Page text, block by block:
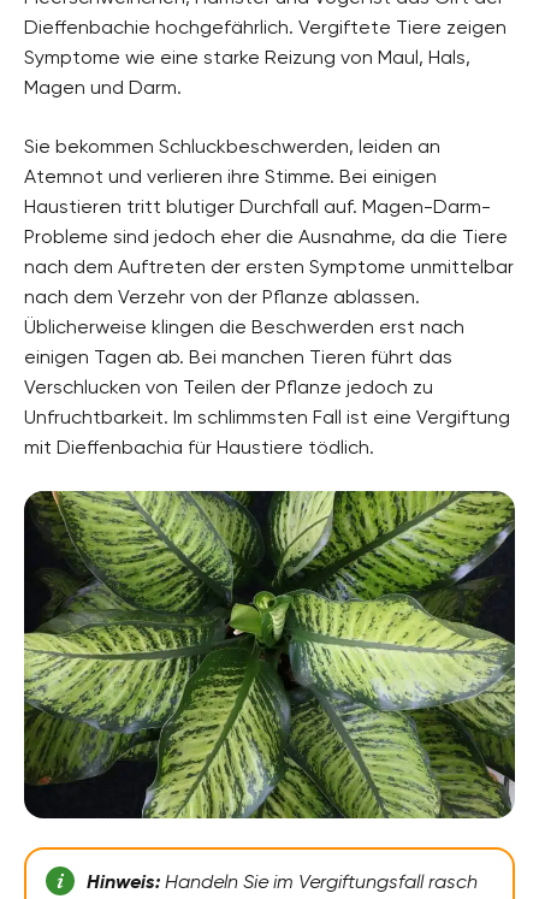
Dieffenbachie hochgefährlich. Vergiftete Tiere zeigen
Symptome wie eine starke Reizung von Maul, Hals,
Magen und Darm.
Sie bekommen Schluckbeschwerden, leiden an
Atemnot und verlieren ihre Stimme. Bei einigen
Haustieren tritt blutiger Durchfall auf. Magen-Darm-
Probleme sind jedoch eher die Ausnahme, da die Tiere
nach dem Auftreten der ersten Symptome unmittelbar
nach dem Verzehr von der Pflanze ablassen.
Üblicherweise klingen die Beschwerden erst nach
einigen Tagen ab. Bei manchen Tieren führt das
Verschlucken von Teilen der Pflanze jedoch zu
Unfruchtbarkeit. Im schlimmsten Fall ist eine Vergiftung
mit Dieffenbachia für Haustiere tödlich.
Hinweis:Handeln Sie im Vergiftungsfall rasch